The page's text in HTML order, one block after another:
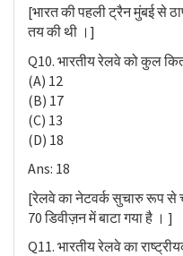
[भारत की पहली ट्रैन मुंबई से
तय की थी ।]
Q10. भारतीय रेलवे को कुल
(A) 12
(B) 17
(C) 13
(D) 18
Ans: 18
[रेलवे का नेटवर्क सुचारु रूप से
70 डिवीज़न में बाटा गया है । ]
Q11. भारतीय रेलवे का